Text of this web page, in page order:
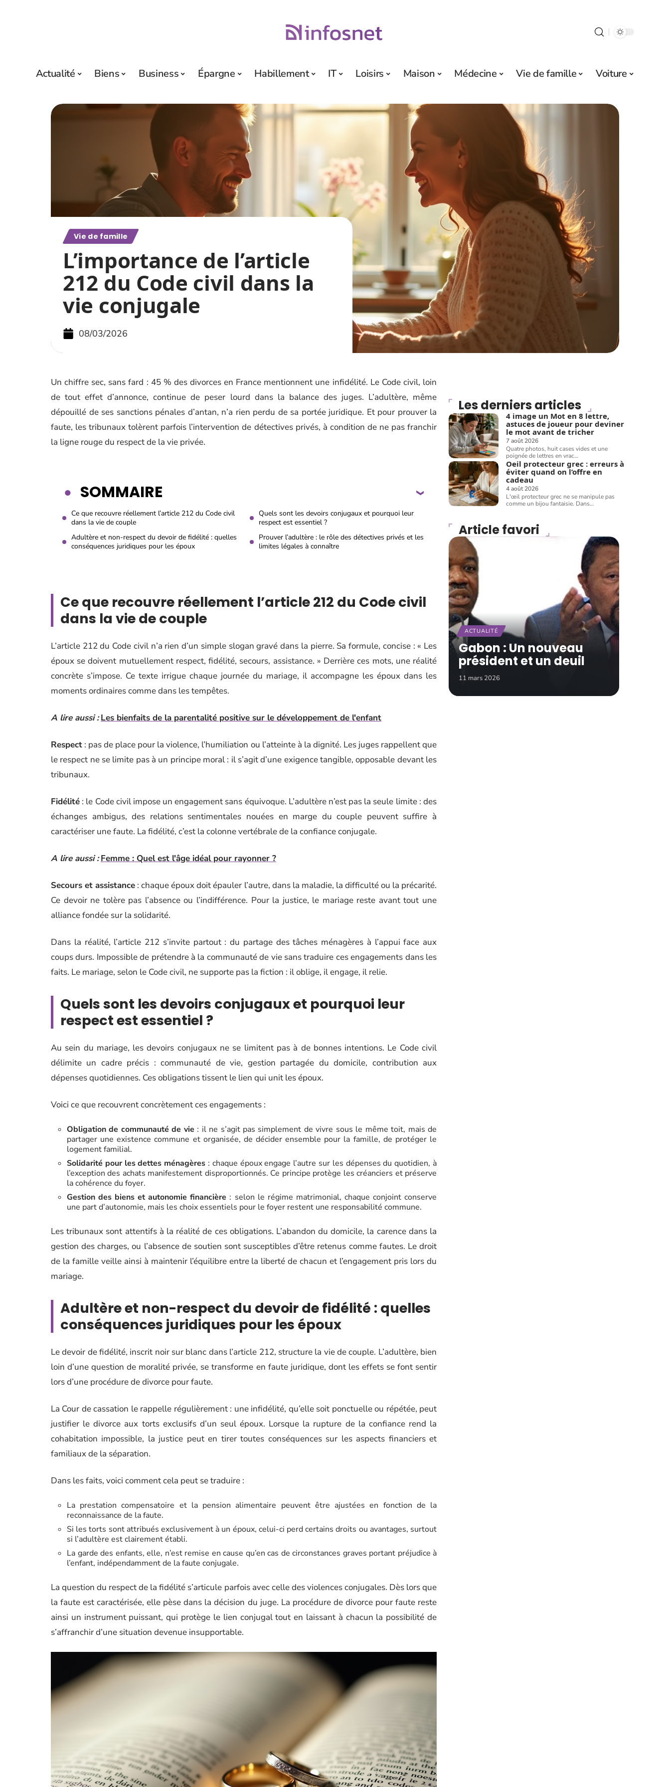
Actualité Biens Business Épargne Habillement IT Loisirs Maison Médecine Vie de famille Voiture
Vie de famille
L’importance de l’article
212 du Code civil dans la
vie conjugale
08/03/2026
Un chiffre sec, sans fard : 45 % des divorces en France mentionnent une infidélité. Le Code civil, loin
de tout effet d’annonce, continue de peser lourd dans la balance des juges. L’adultère, même
dépouillé de ses sanctions pénales d’antan, n’a rien perdu de sa portée juridique. Et pour prouver la
faute, les tribunaux tolèrent parfois l’intervention de détectives privés, à condition de ne pas franchir
la ligne rouge du respect de la vie privée.
SOMMAIRE
Ce que recouvre réellement l’article 212 du Code civil
dans la vie de couple
Quels sont les devoirs conjugaux et pourquoi leur
respect est essentiel ?
Adultère et non-respect du devoir de fidélité : quelles
conséquences juridiques pour les époux
Prouver l’adultère : le rôle des détectives privés et les
limites légales à connaître
Ce que recouvre réellement l’article 212 du Code civil
dans la vie de couple
L’article 212 du Code civil n’a rien d’un simple slogan gravé dans la pierre. Sa formule, concise : « Les
époux se doivent mutuellement respect, fidélité, secours, assistance. » Derrière ces mots, une réalité
concrète s’impose. Ce texte irrigue chaque journée du mariage, il accompagne les époux dans les
moments ordinaires comme dans les tempêtes.
A lire aussi : Les bienfaits de la parentalité positive sur le développement de l'enfant
Respect : pas de place pour la violence, l’humiliation ou l’atteinte à la dignité. Les juges rappellent que
le respect ne se limite pas à un principe moral : il s’agit d’une exigence tangible, opposable devant les
tribunaux.
Fidélité : le Code civil impose un engagement sans équivoque. L’adultère n’est pas la seule limite : des
échanges ambigus, des relations sentimentales nouées en marge du couple peuvent suffire à
caractériser une faute. La fidélité, c’est la colonne vertébrale de la confiance conjugale.
A lire aussi : Femme : Quel est l'âge idéal pour rayonner ?
Secours et assistance : chaque époux doit épauler l’autre, dans la maladie, la difficulté ou la précarité.
Ce devoir ne tolère pas l’absence ou l’indifférence. Pour la justice, le mariage reste avant tout une
alliance fondée sur la solidarité.
Dans la réalité, l’article 212 s’invite partout : du partage des tâches ménagères à l’appui face aux
coups durs. Impossible de prétendre à la communauté de vie sans traduire ces engagements dans les
faits. Le mariage, selon le Code civil, ne supporte pas la fiction : il oblige, il engage, il relie.
Quels sont les devoirs conjugaux et pourquoi leur
respect est essentiel ?
Au sein du mariage, les devoirs conjugaux ne se limitent pas à de bonnes intentions. Le Code civil
délimite un cadre précis : communauté de vie, gestion partagée du domicile, contribution aux
dépenses quotidiennes. Ces obligations tissent le lien qui unit les époux.
Voici ce que recouvrent concrètement ces engagements :
Obligation de communauté de vie : il ne s’agit pas simplement de vivre sous le même toit, mais de
partager une existence commune et organisée, de décider ensemble pour la famille, de protéger le
logement familial.
Solidarité pour les dettes ménagères : chaque époux engage l’autre sur les dépenses du quotidien, à
l’exception des achats manifestement disproportionnés. Ce principe protège les créanciers et préserve
la cohérence du foyer.
Gestion des biens et autonomie financière : selon le régime matrimonial, chaque conjoint conserve
une part d’autonomie, mais les choix essentiels pour le foyer restent une responsabilité commune.
Les tribunaux sont attentifs à la réalité de ces obligations. L’abandon du domicile, la carence dans la
gestion des charges, ou l’absence de soutien sont susceptibles d’être retenus comme fautes. Le droit
de la famille veille ainsi à maintenir l’équilibre entre la liberté de chacun et l’engagement pris lors du
mariage.
Adultère et non-respect du devoir de fidélité : quelles
conséquences juridiques pour les époux
Le devoir de fidélité, inscrit noir sur blanc dans l’article 212, structure la vie de couple. L’adultère, bien
loin d’une question de moralité privée, se transforme en faute juridique, dont les effets se font sentir
lors d’une procédure de divorce pour faute.
La Cour de cassation le rappelle régulièrement : une infidélité, qu’elle soit ponctuelle ou répétée, peut
justifier le divorce aux torts exclusifs d’un seul époux. Lorsque la rupture de la confiance rend la
cohabitation impossible, la justice peut en tirer toutes conséquences sur les aspects financiers et
familiaux de la séparation.
Dans les faits, voici comment cela peut se traduire :
La prestation compensatoire et la pension alimentaire peuvent être ajustées en fonction de la
reconnaissance de la faute.
Si les torts sont attribués exclusivement à un époux, celui-ci perd certains droits ou avantages, surtout
si l’adultère est clairement établi.
La garde des enfants, elle, n’est remise en cause qu’en cas de circonstances graves portant préjudice à
l’enfant, indépendamment de la faute conjugale.
La question du respect de la fidélité s’articule parfois avec celle des violences conjugales. Dès lors que
la faute est caractérisée, elle pèse dans la décision du juge. La procédure de divorce pour faute reste
ainsi un instrument puissant, qui protège le lien conjugal tout en laissant à chacun la possibilité de
s’affranchir d’une situation devenue insupportable.
Les derniers articles
4 image un Mot en 8 lettre,
astuces de joueur pour deviner
le mot avant de tricher
7 août 2026
Quatre photos, huit cases vides et une
poignée de lettres en vrac…
Oeil protecteur grec : erreurs à
éviter quand on l’offre en
cadeau
4 août 2026
L'œil protecteur grec ne se manipule pas
comme un bijou fantaisie. Dans…
Article favori
ACTUALITÉ
Gabon : Un nouveau
président et un deuil
11 mars 2026